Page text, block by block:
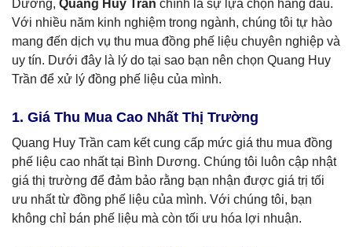
Dương, Quang Huy Trần chính là sự lựa chọn hàng đầu.
Với nhiều năm kinh nghiệm trong ngành, chúng tôi tự hào
mang đến dịch vụ thu mua đồng phế liệu chuyên nghiệp và
uy tín. Dưới đây là lý do tại sao bạn nên chọn Quang Huy
Trần để xử lý đồng phế liệu của mình.
1. Giá Thu Mua Cao Nhất Thị Trường
Quang Huy Trần cam kết cung cấp mức giá thu mua đồng
phế liệu cao nhất tại Bình Dương. Chúng tôi luôn cập nhật
giá thị trường để đảm bảo rằng bạn nhận được giá trị tối
ưu nhất từ đồng phế liệu của mình. Với chúng tôi, bạn
không chỉ bán phế liệu mà còn tối ưu hóa lợi nhuận.